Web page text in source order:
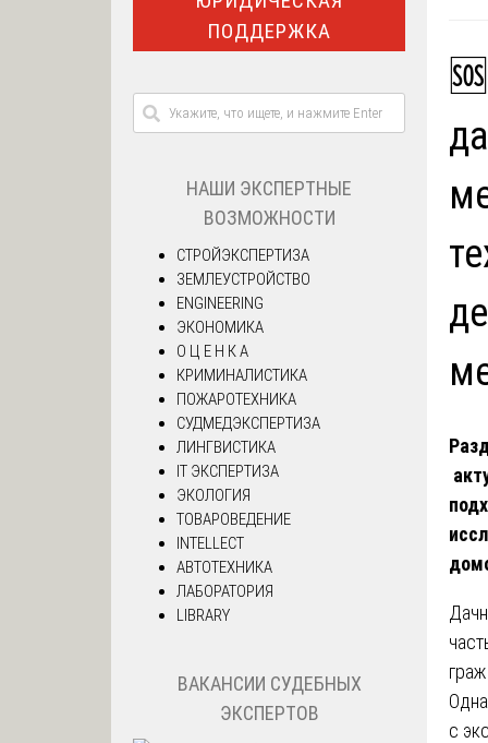
с
ПОДДЕРЖКА
НАШИ ЭКСПЕРТНЫЕ
ВОЗМОЖНОСТИ
СТРОЙЭКСПЕРТИЗА
ЗЕМЛЕУСТРОЙСТВО
ENGINEERING
ЭКОНОМИКА
О Ц Е Н К А
КРИМИНАЛИСТИКА
ПОЖАРОТЕХНИКА
СУДМЕДЭКСПЕРТИЗА
ЛИНГВИСТИКА
IT ЭКСПЕРТИЗА
ЭКОЛОГИЯ
ТОВАРОВЕДЕНИЕ
INTELLECT
АВТОТЕХНИКА
ЛАБОРАТОРИЯ
LIBRARY
ВАКАНСИИ СУДЕБНЫХ
ЭКСПЕРТОВ